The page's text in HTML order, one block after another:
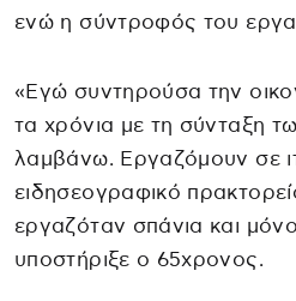
ενώ η σύντροφός του
«Εγώ συντηρούσα την
τα χρόνια με τη σύνταξη
λαμβάνω. Εργαζόμουν σε
ειδησεογραφικό
εργαζόταν σπάνια και
υποστήριξε ο 65χρονος.